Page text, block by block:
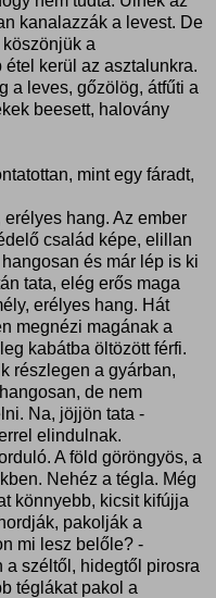
kanalazzák a levest. De
a
kerül az asztalunkra.
a leves, gőzölög, átfűti a
beesett, halovány
mint egy fáradt,
hang. Az ember
család képe, elillan
és már lép is ki
tata, elég erős maga
erélyes hang. Hát
megnézi magának a
kabátba öltözött férfi.
részlegen a gyárban,
de nem
Na, jöjjön tata -
elindulnak.
A föld göröngyös, a
Nehéz a tégla. Még
könnyebb, kicsit kifújja
pakolják a
mi lesz belőle? -
a széltől, hidegtől pirosra
téglákat pakol a